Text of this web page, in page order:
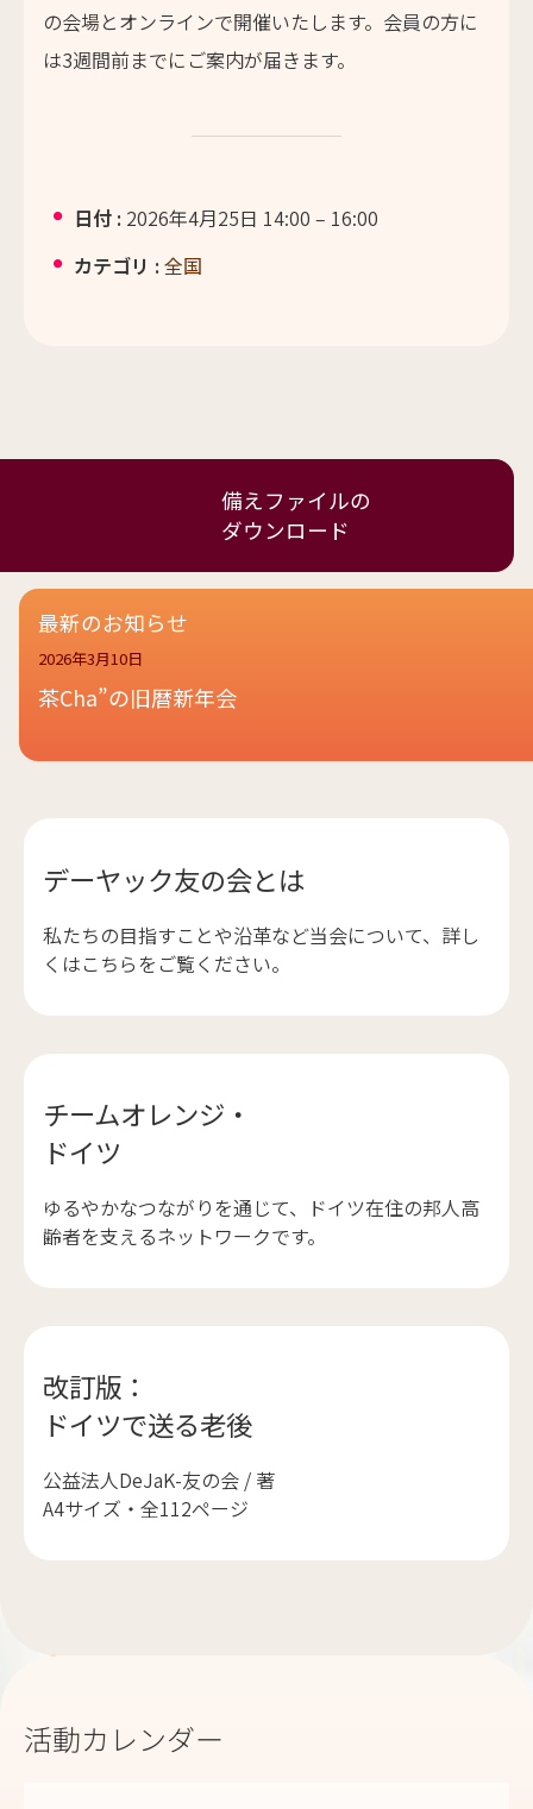
の会場とオンラインで開催いたします。会員の方に
は3週間前までにご案内が届きます。
日付 : 2026年4月25日 14:00 – 16:00
カテゴリ : 全国
備えファイルの
ダウンロード
最新のお知らせ
2026年3月10日
茶Cha”の旧暦新年会
デーヤック友の会とは
私たちの目指すことや沿革など当会について、詳し
くはこちらをご覧ください。
チームオレンジ・
ドイツ
ゆるやかなつながりを通じて、ドイツ在住の邦人高
齢者を支えるネットワークです。
改訂版：
ドイツで送る老後
公益法人DeJaK-友の会 / 著
A4サイズ・全112ページ
活動カレンダー